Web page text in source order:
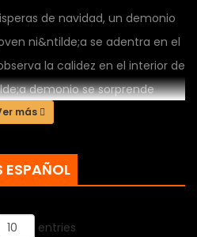
de navidad, un demonio
ni&ntilde;a se adentra en el
la calidez en el interior de
demonio se sorprende
sin importar el gran odio que
exorcista. Una historia
ciertas razones se unen
más
ESPAÑOL
entries